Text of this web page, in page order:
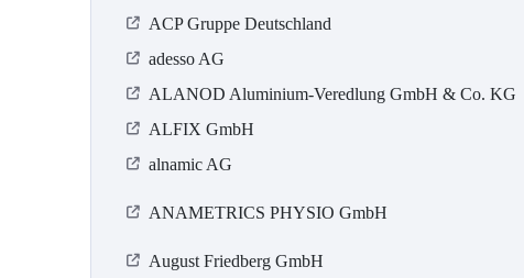
ACP Gruppe Deutschland
adesso AG
ALANOD Aluminium-Veredlung GmbH & Co. KG
ALFIX GmbH
alnamic AG
ANAMETRICS PHYSIO GmbH
August Friedberg GmbH